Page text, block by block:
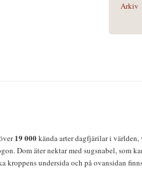
Arkiv
19 000kända arter dagfjärilar i världen,
Dom äter nektar med sugsnabel, som
undersida och på ovansidan